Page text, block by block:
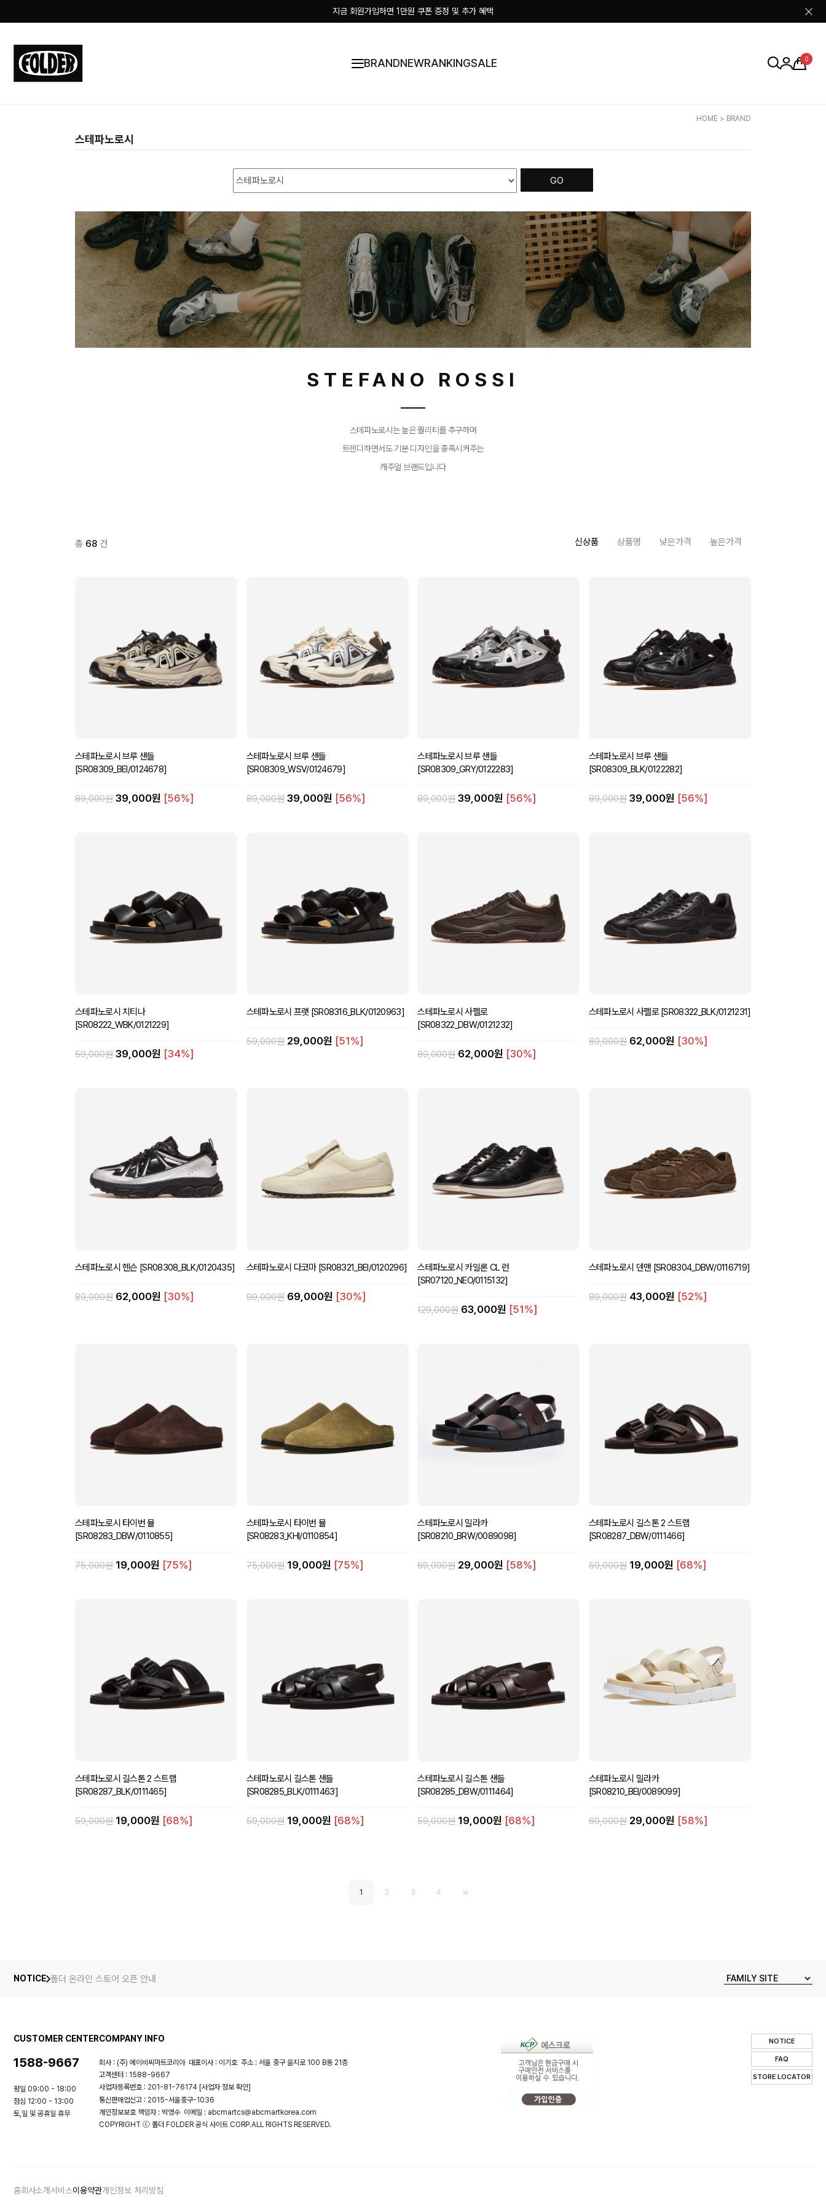
지금 회원가입하면 1만원 쿠폰 증정 및 추가 혜택
BRANDNEWRANKINGSALE 0
HOME > BRAND
스테파노로시
GO
STEFANO ROSSI
스테파노로시는 높은 퀄리티를 추구하며
트렌디하면서도 기본 디자인을 충족시켜주는
캐주얼 브랜드입니다
총 68 건 신상품 상품명 낮은가격 높은가격
스테파노로시 브루 샌들
[SR08309_BEI/0124678]
89,000원 39,000원 [56%]
스테파노로시 브루 샌들
[SR08309_WSV/0124679]
89,000원 39,000원 [56%]
스테파노로시 브루 샌들
[SR08309_GRY/0122283]
89,000원 39,000원 [56%]
스테파노로시 브루 샌들
[SR08309_BLK/0122282]
89,000원 39,000원 [56%]
스테파노로시 치티나
[SR08222_WBK/0121229]
59,000원 39,000원 [34%]
스테파노로시 프랫 [SR08316_BLK/0120963]
59,000원 29,000원 [51%]
스테파노로시 사펠로
[SR08322_DBW/0121232]
89,000원 62,000원 [30%]
스테파노로시 사펠로 [SR08322_BLK/0121231]
89,000원 62,000원 [30%]
스테파노로시 헨슨 [SR08308_BLK/0120435]
89,000원 62,000원 [30%]
스테파노로시 다코마 [SR08321_BEI/0120296]
99,000원 69,000원 [30%]
스테파노로시 카일론 CL 런
[SR07120_NEO/0115132]
129,000원 63,000원 [51%]
스테파노로시 덴맨 [SR08304_DBW/0116719]
89,000원 43,000원 [52%]
스테파노로시 타이번 뮬
[SR08283_DBW/0110855]
75,000원 19,000원 [75%]
스테파노로시 타이번 뮬
[SR08283_KHI/0110854]
75,000원 19,000원 [75%]
스테파노로시 밀라카
[SR08210_BRW/0089098]
69,000원 29,000원 [58%]
스테파노로시 길스톤 2 스트랩
[SR08287_DBW/0111466]
59,000원 19,000원 [68%]
스테파노로시 길스톤 2 스트랩
[SR08287_BLK/0111465]
59,000원 19,000원 [68%]
스테파노로시 길스톤 샌들
[SR08285_BLK/0111463]
59,000원 19,000원 [68%]
스테파노로시 길스톤 샌들
[SR08285_DBW/0111464]
59,000원 19,000원 [68%]
스테파노로시 밀라카
[SR08210_BEI/0089099]
69,000원 29,000원 [58%]
1 2 3 4 >>
NOTICE 폴더 온라인 스토어 오픈 안내
CUSTOMER CENTER
1588-9667
평일 09:00 - 18:00
점심 12:00 - 13:00
토,일 및 공휴일 휴무
COMPANY INFO
회사 : (주) 에이비씨마트코리아 대표이사 : 이기호 주소 : 서울 중구 을지로 100 B동 21층
고객센터 : 1588-9667
사업자등록번호 : 201-81-76174 [사업자 정보 확인]
통신판매업신고 : 2015-서울중구-1036
개인정보보호 책임자 : 박영수 이메일 : abcmartcs@abcmartkorea.com
COPYRIGHT ⓒ 폴더 FOLDER 공식 사이트 CORP.ALL RIGHTS RESERVED.
NOTICE
FAQ
STORE LOCATOR
홈회사소개서비스이용약관개인정보 처리방침